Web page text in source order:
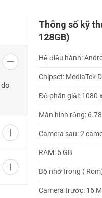
Thông số kỹ
128GB)
Hệ điều hành:
Chipset: MediaTek
Độ phân giải: 1080
Màn hình rộng:
Camera sau: 2
RAM: 6 GB
Bộ nhớ trong (
Camera trước: 16